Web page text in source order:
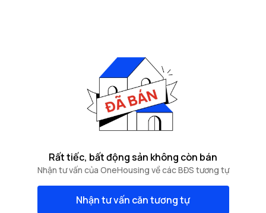
Rất tiếc, bất động sản không còn bán
Nhận tư vấn của OneHousing về các BĐS tương tự
Nhận tư vấn căn tương tự